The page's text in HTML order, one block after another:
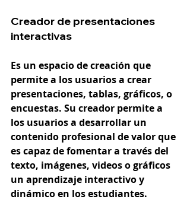
Creador de presentaciones
interactivas
Es un espacio de creación que
permite a los usuarios a crear
presentaciones, tablas, gráficos, o
encuestas. Su creador permite a
los usuarios a desarrollar un
contenido profesional de valor que
es capaz de fomentar a través del
texto, imágenes, videos o gráficos
un aprendizaje interactivo y
dinámico en los estudiantes.